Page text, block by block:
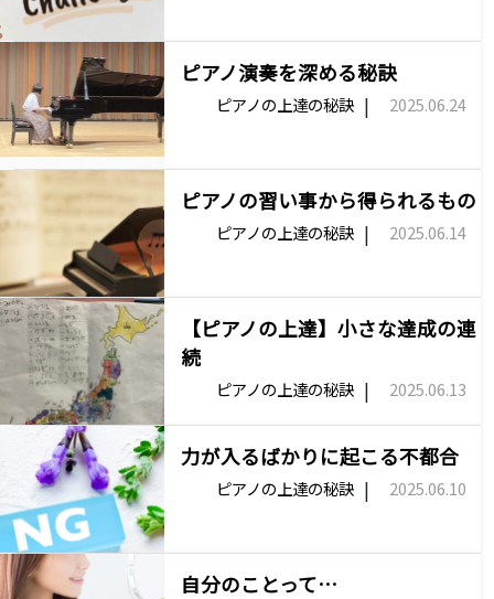
ピアノ演奏を深める秘訣
ピアノの上達の秘訣 | 2025.06.24
ピアノの習い事から得られるもの
ピアノの上達の秘訣 | 2025.06.14
【ピアノの上達】小さな達成の連
続
ピアノの上達の秘訣 | 2025.06.13
力が入るばかりに起こる不都合
ピアノの上達の秘訣 | 2025.06.10
自分のことって…